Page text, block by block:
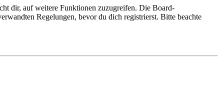
dir, auf weitere Funktionen zuzugreifen. Die Board-
Regelungen, bevor du dich registrierst. Bitte beachte